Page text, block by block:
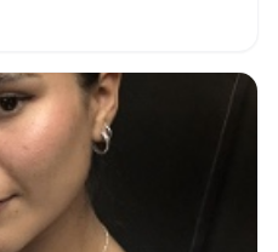
de salud. Español